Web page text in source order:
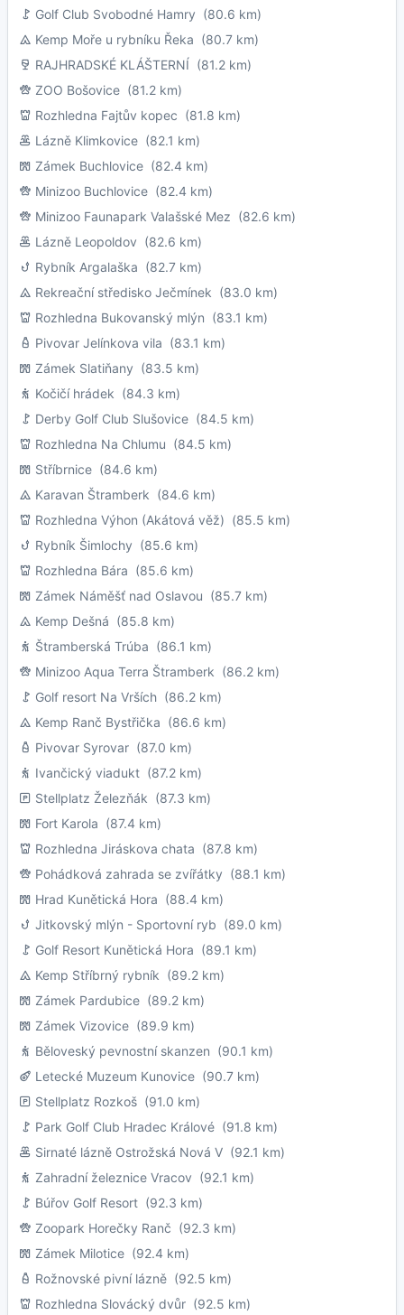
Golf Club Svobodné Hamry (80.6 km)
Kemp Moře u rybníku Řeka (80.7 km)
RAJHRADSKÉ KLÁŠTERNÍ (81.2 km)
ZOO Bošovice (81.2 km)
Rozhledna Fajtův kopec (81.8 km)
Lázně Klimkovice (82.1 km)
Zámek Buchlovice (82.4 km)
Minizoo Buchlovice (82.4 km)
Minizoo Faunapark Valašské Mez (82.6 km)
Lázně Leopoldov (82.6 km)
Rybník Argalaška (82.7 km)
Rekreační středisko Ječmínek (83.0 km)
Rozhledna Bukovanský mlýn (83.1 km)
Pivovar Jelínkova vila (83.1 km)
Zámek Slatiňany (83.5 km)
Kočičí hrádek (84.3 km)
Derby Golf Club Slušovice (84.5 km)
Rozhledna Na Chlumu (84.5 km)
Stříbrnice (84.6 km)
Karavan Štramberk (84.6 km)
Rozhledna Výhon (Akátová věž) (85.5 km)
Rybník Šimlochy (85.6 km)
Rozhledna Bára (85.6 km)
Zámek Náměšť nad Oslavou (85.7 km)
Kemp Dešná (85.8 km)
Štramberská Trúba (86.1 km)
Minizoo Aqua Terra Štramberk (86.2 km)
Golf resort Na Vrších (86.2 km)
Kemp Ranč Bystřička (86.6 km)
Pivovar Syrovar (87.0 km)
Ivančický viadukt (87.2 km)
Stellplatz Železňák (87.3 km)
Fort Karola (87.4 km)
Rozhledna Jiráskova chata (87.8 km)
Pohádková zahrada se zvířátky (88.1 km)
Hrad Kunětická Hora (88.4 km)
Jitkovský mlýn - Sportovní ryb (89.0 km)
Golf Resort Kunětická Hora (89.1 km)
Kemp Stříbrný rybník (89.2 km)
Zámek Pardubice (89.2 km)
Zámek Vizovice (89.9 km)
Běloveský pevnostní skanzen (90.1 km)
Letecké Muzeum Kunovice (90.7 km)
Stellplatz Rozkoš (91.0 km)
Park Golf Club Hradec Králové (91.8 km)
Sirnaté lázně Ostrožská Nová V (92.1 km)
Zahradní železnice Vracov (92.1 km)
Búřov Golf Resort (92.3 km)
Zoopark Horečky Ranč (92.3 km)
Zámek Milotice (92.4 km)
Rožnovské pivní lázně (92.5 km)
Rozhledna Slovácký dvůr (92.5 km)